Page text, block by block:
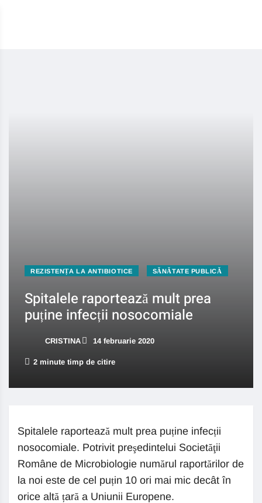
REZISTENȚA LA ANTIBIOTICE SĂNĂTATE PUBLICĂ
Spitalele raportează mult prea
puține infecții nosocomiale
CRISTINA 14 februarie 2020
2 minute timp de citire
Spitalele raportează mult prea puține infecții
nosocomiale. Potrivit preşedintelui Societăţii
Române de Microbiologie numărul raportărilor de
la noi este de cel puțin 10 ori mai mic decât în
orice altă țară a Uniunii Europene.